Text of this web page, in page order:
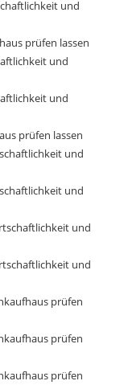
und
prüfen lassen
und
und
prüfen lassen
und
und
und
und
prüfen
prüfen
prüfen